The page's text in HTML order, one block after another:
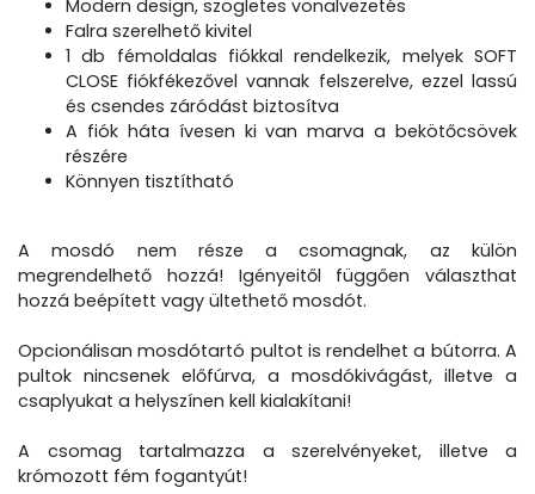
Modern design, szögletes vonalvezetés
Falra szerelhető kivitel
1 db fémoldalas fiókkal rendelkezik, melyek SOFT
CLOSE fiókfékezővel vannak felszerelve, ezzel lassú
és csendes záródást biztosítva
A fiók háta ívesen ki van marva a bekötőcsövek
részére
Könnyen tisztítható
A mosdó nem része a csomagnak, az külön
megrendelhető hozzá! Igényeitől függően választhat
hozzá beépített vagy ültethető mosdót.
Opcionálisan mosdótartó pultot is rendelhet a bútorra. A
pultok nincsenek előfúrva, a mosdókivágást, illetve a
csaplyukat a helyszínen kell kialakítani!
A csomag tartalmazza a szerelvényeket, illetve a
krómozott fém fogantyút!